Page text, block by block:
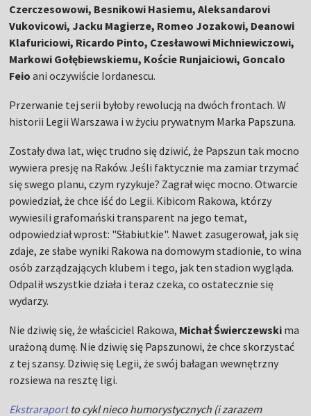
Czerczesowowi, Besnikowi Hasiemu, Aleksandarovi
Vukovicowi, Jacku Magierze, Romeo Jozakowi, Deanowi
Klafuriciowi, Ricardo Pinto, Czesławowi Michniewiczowi,
Markowi Gołębiewskiemu, Koście Runjaiciowi, Goncalo
Feio ani oczywiście Iordanescu.
Przerwanie tej serii byłoby rewolucją na dwóch frontach. W
historii Legii Warszawa i w życiu prywatnym Marka Papszuna.
Zostały dwa lat, więc trudno się dziwić, że Papszun tak mocno
wywiera presję na Raków. Jeśli faktycznie ma zamiar trzymać
się swego planu, czym ryzykuje? Zagrał więc mocno. Otwarcie
powiedział, że chce iść do Legii. Kibicom Rakowa, którzy
wywiesili grafomański transparent na jego temat,
odpowiedział wprost: "Słabiutkie". Nawet zasugerował, jak się
zdaje, ze słabe wyniki Rakowa na domowym stadionie, to wina
osób zarządzających klubem i tego, jak ten stadion wygląda.
Odpalił wszystkie działa i teraz czeka, co ostatecznie się
wydarzy.
Nie dziwię się, że właściciel Rakowa, Michał Świerczewski ma
urażoną dumę. Nie dziwię się Papszunowi, że chce skorzystać
z tej szansy. Dziwię się Legii, że swój bałagan wewnętrzny
rozsiewa na resztę ligi.
Ekstraraport to cykl nieco humorystycznych (i zarazem